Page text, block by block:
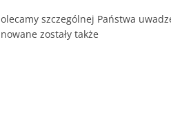
szczególnej Państwa
zostały także